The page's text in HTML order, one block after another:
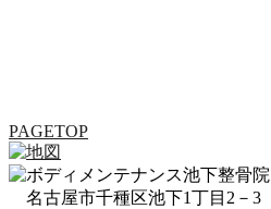
PAGETOP
名古屋市千種区池下1丁目2－3